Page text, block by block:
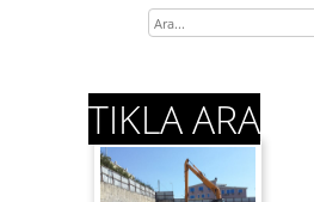
TIKLA ARA